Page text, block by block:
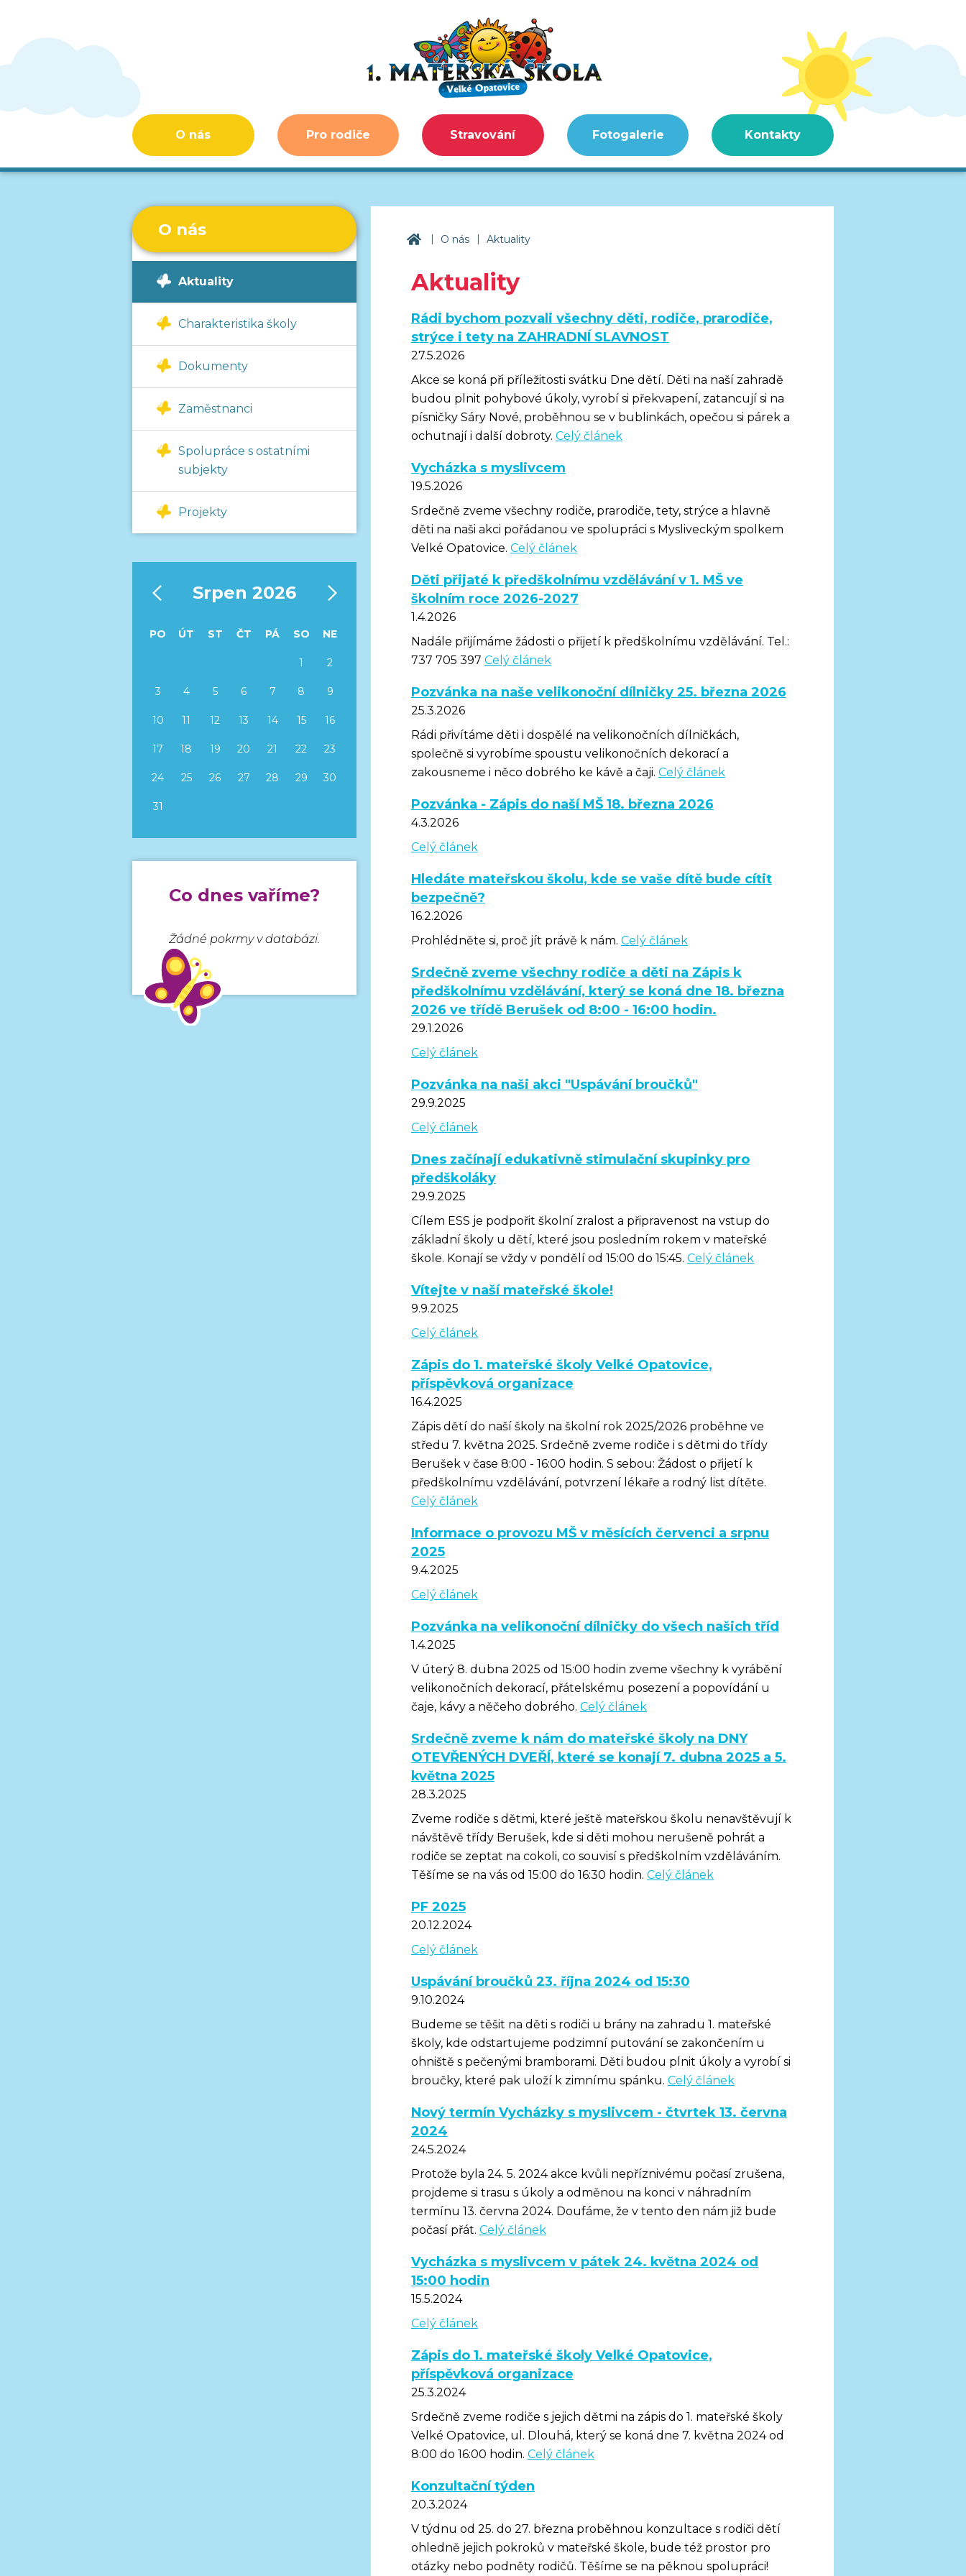
O nás Pro rodiče Stravování Fotogalerie Kontakty
1. mateřská škola Velké Opatovice
| O nás | Aktuality
Aktuality
Rádi bychom pozvali všechny děti, rodiče, prarodiče,
strýce i tety na ZAHRADNÍ SLAVNOST
27.5.2026
Akce se koná při příležitosti svátku Dne dětí. Děti na naší zahradě
budou plnit pohybové úkoly, vyrobí si překvapení, zatancují si na
písničky Sáry Nové, proběhnou se v bublinkách, opečou si párek a
ochutnají i další dobroty. Celý článek
Vycházka s myslivcem
19.5.2026
Srdečně zveme všechny rodiče, prarodiče, tety, strýce a hlavně
děti na naši akci pořádanou ve spolupráci s Mysliveckým spolkem
Velké Opatovice. Celý článek
Děti přijaté k předškolnímu vzdělávání v 1. MŠ ve
školním roce 2026-2027
1.4.2026
Nadále přijímáme žádosti o přijetí k předškolnímu vzdělávání. Tel.:
737 705 397 Celý článek
Pozvánka na naše velikonoční dílničky 25. března 2026
25.3.2026
Rádi přivítáme děti i dospělé na velikonočních dílničkách,
společně si vyrobíme spoustu velikonočních dekorací a
zakousneme i něco dobrého ke kávě a čaji. Celý článek
Pozvánka - Zápis do naší MŠ 18. března 2026
4.3.2026
Celý článek
Hledáte mateřskou školu, kde se vaše dítě bude cítit
bezpečně?
16.2.2026
Prohlédněte si, proč jít právě k nám. Celý článek
Srdečně zveme všechny rodiče a děti na Zápis k
předškolnímu vzdělávání, který se koná dne 18. března
2026 ve třídě Berušek od 8:00 - 16:00 hodin.
29.1.2026
Celý článek
Pozvánka na naši akci "Uspávání broučků"
29.9.2025
Celý článek
Dnes začínají edukativně stimulační skupinky pro
předškoláky
29.9.2025
Cílem ESS je podpořit školní zralost a připravenost na vstup do
základní školy u dětí, které jsou posledním rokem v mateřské
škole. Konají se vždy v pondělí od 15:00 do 15:45. Celý článek
Vítejte v naší mateřské škole!
9.9.2025
Celý článek
Zápis do 1. mateřské školy Velké Opatovice,
příspěvková organizace
16.4.2025
Zápis dětí do naší školy na školní rok 2025/2026 proběhne ve
středu 7. května 2025. Srdečně zveme rodiče i s dětmi do třídy
Berušek v čase 8:00 - 16:00 hodin. S sebou: Žádost o přijetí k
předškolnímu vzdělávání, potvrzení lékaře a rodný list dítěte.
Celý článek
Informace o provozu MŠ v měsících červenci a srpnu
2025
9.4.2025
Celý článek
Pozvánka na velikonoční dílničky do všech našich tříd
1.4.2025
V úterý 8. dubna 2025 od 15:00 hodin zveme všechny k vyrábění
velikonočních dekorací, přátelskému posezení a popovídání u
čaje, kávy a něčeho dobrého. Celý článek
Srdečně zveme k nám do mateřské školy na DNY
OTEVŘENÝCH DVEŘÍ, které se konají 7. dubna 2025 a 5.
května 2025
28.3.2025
Zveme rodiče s dětmi, které ještě mateřskou školu nenavštěvují k
návštěvě třídy Berušek, kde si děti mohou nerušeně pohrát a
rodiče se zeptat na cokoli, co souvisí s předškolním vzděláváním.
Těšíme se na vás od 15:00 do 16:30 hodin. Celý článek
PF 2025
20.12.2024
Celý článek
Uspávání broučků 23. října 2024 od 15:30
9.10.2024
Budeme se těšit na děti s rodiči u brány na zahradu 1. mateřské
školy, kde odstartujeme podzimní putování se zakončením u
ohniště s pečenými bramborami. Děti budou plnit úkoly a vyrobí si
broučky, které pak uloží k zimnímu spánku. Celý článek
Nový termín Vycházky s myslivcem - čtvrtek 13. června
2024
24.5.2024
Protože byla 24. 5. 2024 akce kvůli nepříznivému počasí zrušena,
projdeme si trasu s úkoly a odměnou na konci v náhradním
termínu 13. června 2024. Doufáme, že v tento den nám již bude
počasí přát. Celý článek
Vycházka s myslivcem v pátek 24. května 2024 od
15:00 hodin
15.5.2024
Celý článek
Zápis do 1. mateřské školy Velké Opatovice,
příspěvková organizace
25.3.2024
Srdečně zveme rodiče s jejich dětmi na zápis do 1. mateřské školy
Velké Opatovice, ul. Dlouhá, který se koná dne 7. května 2024 od
8:00 do 16:00 hodin. Celý článek
Konzultační týden
20.3.2024
V týdnu od 25. do 27. března proběhnou konzultace s rodiči dětí
ohledně jejich pokroků v mateřské škole, bude též prostor pro
otázky nebo podněty rodičů. Těšíme se na pěknou spolupráci!
O nás
Aktuality
Charakteristika školy
Dokumenty
Zaměstnanci
Spolupráce s ostatními
subjekty
Projekty
Srpen 2026
PO ÚT ST ČT PÁ SO NE
1 2
3 4 5 6 7 8 9
10 11 12 13 14 15 16
17 18 19 20 21 22 23
24 25 26 27 28 29 30
31
Co dnes vaříme?
Žádné pokrmy v databázi.